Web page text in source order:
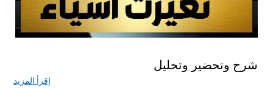
شرح وتحضير وتحليل
إقرأ المزيد